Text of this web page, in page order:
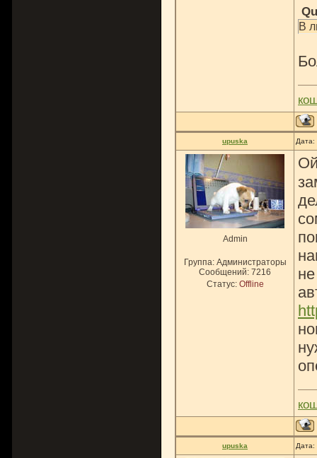
В
upuska Дата:
Admin
Группа: Администраторы
Сообщений: 7216
Статус: Offline
upuska Дата: